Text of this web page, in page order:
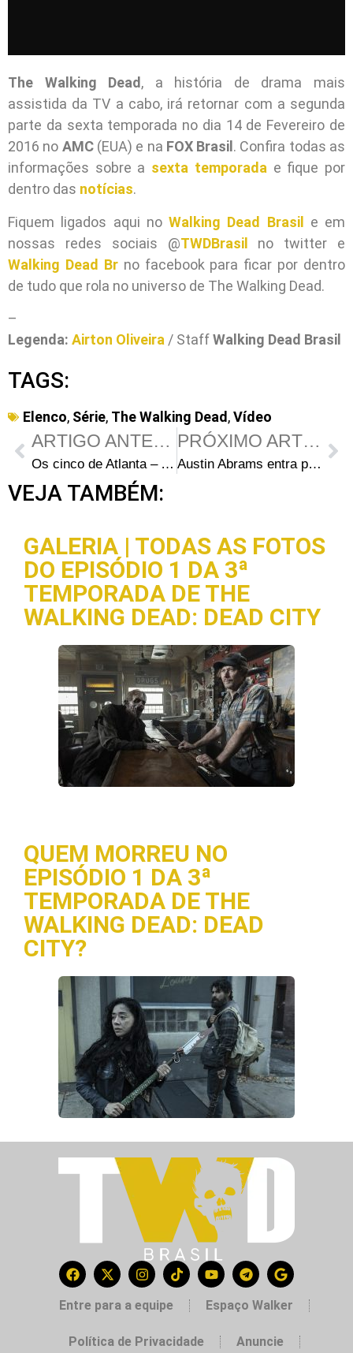
The Walking Dead , a história de drama mais
assistida da TV a cabo, irá retornar com a segunda
parte da sexta temporada no dia 14 de Fevereiro de
2016 no AMC(EUA) e na FOX Brasil . Confira todas as
informações sobre a sexta temporada e fique por
dentro das notícias.
Fiquem ligados aqui no Walking Dead Brasil e em
nossas redes sociais @TWDBrasil no twitter e
Walking Dead Brno facebook para ficar por dentro
de tudo que rola no universo de The Walking Dead.
–
Legenda: Airton Oliveira / StaffWalking Dead Brasil
TAGS:
Elenco, Série, The Walking Dead,Vídeo
ARTIGO ANTERIOR
Os cinco de Atlanta – Analisando Glenn Rhee
PRÓXIMO ARTIGO
Austin Abrams entra para o elenco do filme “Dude”
VEJA TAMBÉM:
GALERIA | TODAS AS FOTOS
DO EPISÓDIO 1 DA 3ª
TEMPORADA DE THE
WALKING DEAD: DEAD CITY
QUEM MORREU NO
EPISÓDIO 1 DA 3ª
TEMPORADA DE THE
WALKING DEAD: DEAD
CITY?
Entre para a equipe Espaço Walker
Política de Privacidade Anuncie